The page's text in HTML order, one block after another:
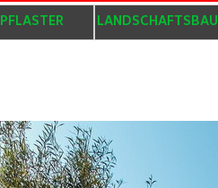
PFLASTER LANDSCHAFTSBAU